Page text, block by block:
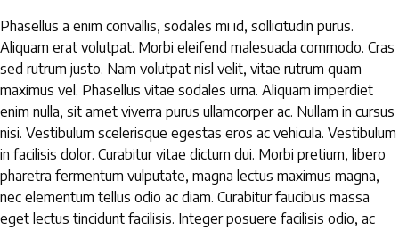
Phasellus a enim convallis, sodales mi id, sollicitudin purus.
Aliquam erat volutpat. Morbi eleifend malesuada commodo. Cras
sed rutrum justo. Nam volutpat nisl velit, vitae rutrum quam
maximus vel. Phasellus vitae sodales urna. Aliquam imperdiet
enim nulla, sit amet viverra purus ullamcorper ac. Nullam in cursus
nisi. Vestibulum scelerisque egestas eros ac vehicula. Vestibulum
in facilisis dolor. Curabitur vitae dictum dui. Morbi pretium, libero
pharetra fermentum vulputate, magna lectus maximus magna,
nec elementum tellus odio ac diam. Curabitur faucibus massa
eget lectus tincidunt facilisis. Integer posuere facilisis odio, ac